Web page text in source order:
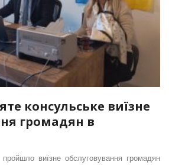
консульське виїзне
громадян в
виїзне обслуговування громадян